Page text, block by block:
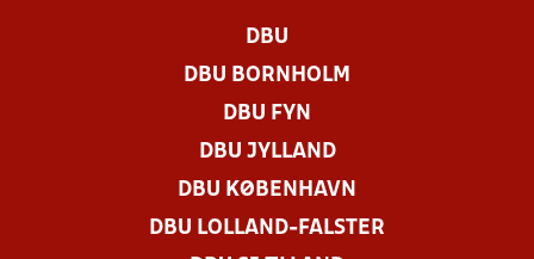
DBU
DBU BORNHOLM
DBU FYN
DBU JYLLAND
DBU KØBENHAVN
DBU LOLLAND-FALSTER